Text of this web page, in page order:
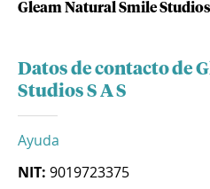
Gleam Natural Smile Studios
Datos de contacto de
Studios S A S
Ayuda
NIT: 9019723375